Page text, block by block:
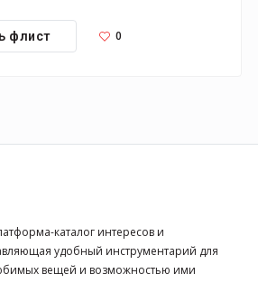
флист 0
каталог интересов и
удобный инструментарий для
вещей и возможностью ими